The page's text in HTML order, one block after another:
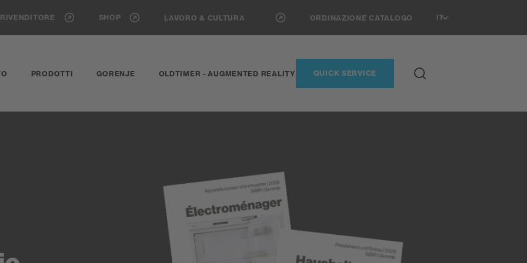
SHOP LAVORO & CULTURA ORDINAZIONE CATALOGO IT
PRODOTTI GORENJE OLDTIMER - AUGMENTED REALITY QUICK SERVICE